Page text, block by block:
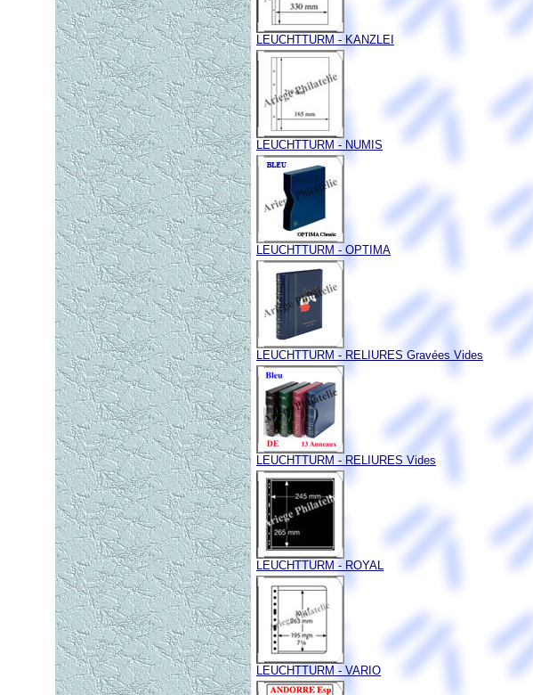
LEUCHTTURM - KANZLEI
LEUCHTTURM - NUMIS
LEUCHTTURM - OPTIMA
LEUCHTTURM - RELIURES Gravées Vides
LEUCHTTURM - RELIURES Vides
LEUCHTTURM - ROYAL
LEUCHTTURM - VARIO